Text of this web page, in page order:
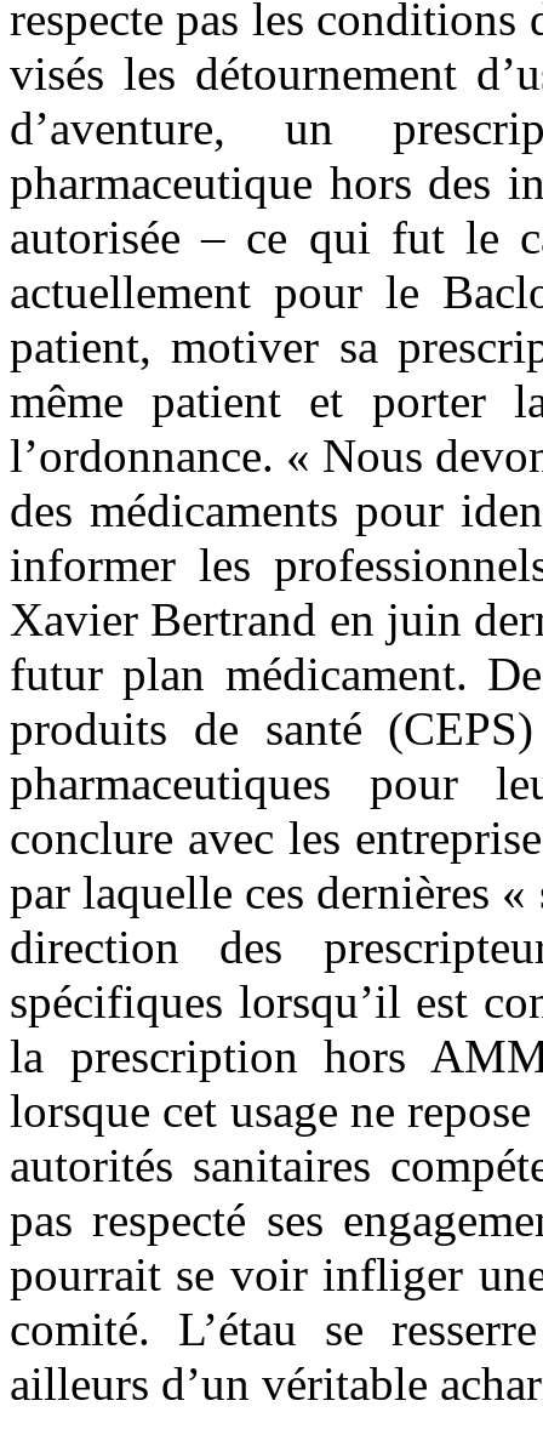
respecte pas les
visés les détournement
d’aventure, un
pharmaceutique hors des
autorisée – ce qui fut le
actuellement pour le
patient, motiver sa
même patient et porter
l’ordonnance. « Nous
des médicaments pour
informer les
Xavier Bertrand en juin
futur plan médicament.
produits de santé
pharmaceutiques pour
conclure avec les
par laquelle ces dernières «
direction des
spécifiques lorsqu’il est
la prescription hors
lorsque cet usage ne
autorités sanitaires
pas respecté ses
pourrait se voir infliger
comité. L’étau se
ailleurs d’un véritable